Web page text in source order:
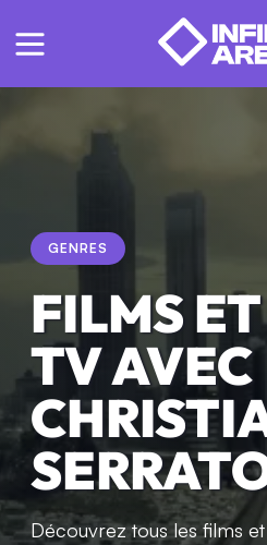
GENRES
FILMS
TV AVEC
Découvrez tous les films